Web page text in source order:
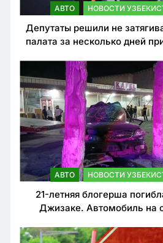
АВТО НОВОСТИ
Депутаты решили не
палата за несколько дней
нарушителей ПДД
АВТО НОВОСТИ
21-летняя блогерша
Джизаке. Автомобиль на